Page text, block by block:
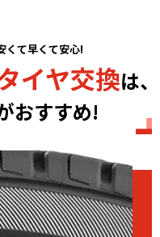
くて早くて安心!
イヤ交換は、
おすすめ!